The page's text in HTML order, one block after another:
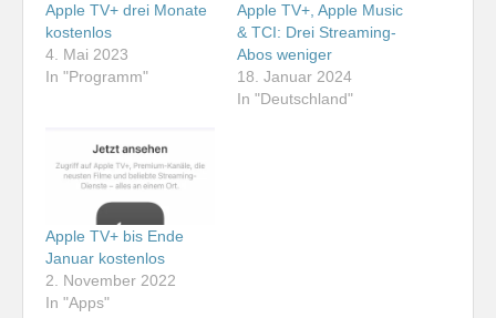
Apple TV+ drei Monate
kostenlos
4. Mai 2023
In "Programm"
Apple TV+, Apple Music
& TCI: Drei Streaming-
Abos weniger
18. Januar 2024
In "Deutschland"
Apple TV+ bis Ende
Januar kostenlos
2. November 2022
In "Apps"